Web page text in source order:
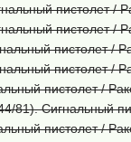
пистолет /
пистолет /
пистолет /
пистолет /
пистолет /
81). Сигнальный
пистолет /